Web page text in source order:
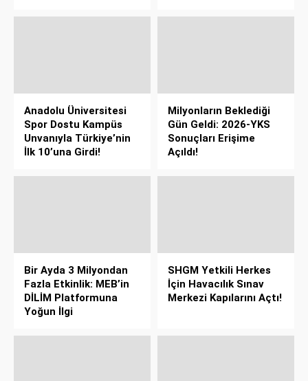
Anadolu Üniversitesi
Spor Dostu Kampüs
Unvanıyla Türkiye’nin
İlk 10’una Girdi!
Milyonların Beklediği
Gün Geldi: 2026-YKS
Sonuçları Erişime
Açıldı!
Bir Ayda 3 Milyondan
Fazla Etkinlik: MEB’in
DİLİM Platformuna
Yoğun İlgi
SHGM Yetkili Herkes
İçin Havacılık Sınav
Merkezi Kapılarını Açtı!